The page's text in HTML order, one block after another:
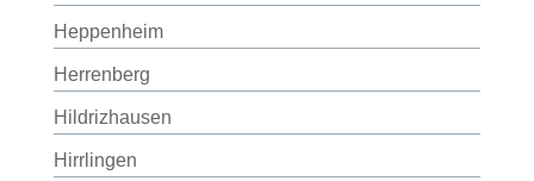
Heppenheim
Herrenberg
Hildrizhausen
Hirrlingen